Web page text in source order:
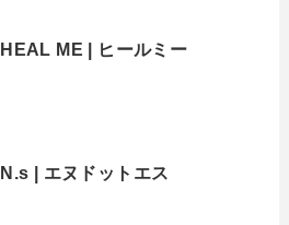
HEAL ME | ヒールミー
N.s | エヌドットエス